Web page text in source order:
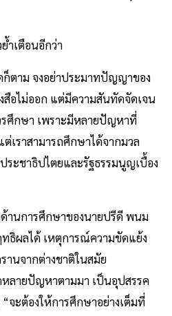
ำเตือนอีกว่า
ก็ตาม จงอย่าประมาทปัญญาของ
อไม่ออก แต่มีความสันทัดจัดเจน
ศึกษา เพราะมีหลายปัญหาที่
เราสามารถศึกษาได้จากมวล
ระชาธิปไตยและรัฐธรรมนูญเบื้อง
านการศึกษาของนายปรีดี พนม
ทธิผลได้ เหตุการณ์ความขัดแย้ง
านจากต่างชาติในสมัย
ลายปัญหาตามมา เป็นอุปสรรค
จะต้องให้การศึกษาอย่างเต็มที่